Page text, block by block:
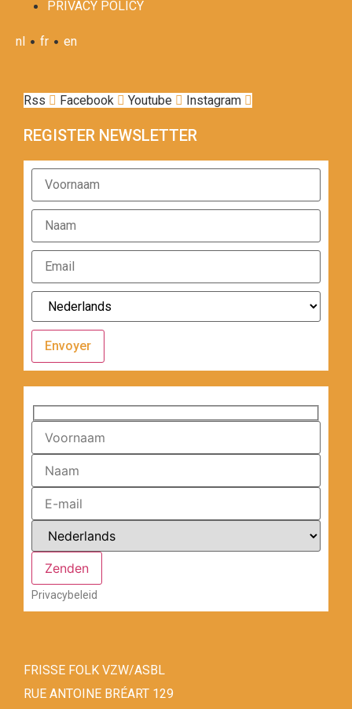
PRIVACY POLICY
nl • fr • en
Rss Facebook Youtube Instagram
REGISTER NEWSLETTER
Envoyer
Privacybeleid
FRISSE FOLK VZW/ASBL
RUE ANTOINE BRÉART 129